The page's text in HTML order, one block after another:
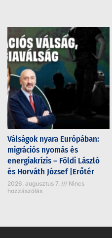
Válságok nyara Európában:
migrációs nyomás és
energiakrízis – Földi László
és Horváth József |Erőtér
2026. augusztus 7.
Nincs
hozzászólás